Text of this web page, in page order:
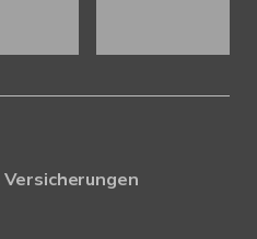
Versicherungen